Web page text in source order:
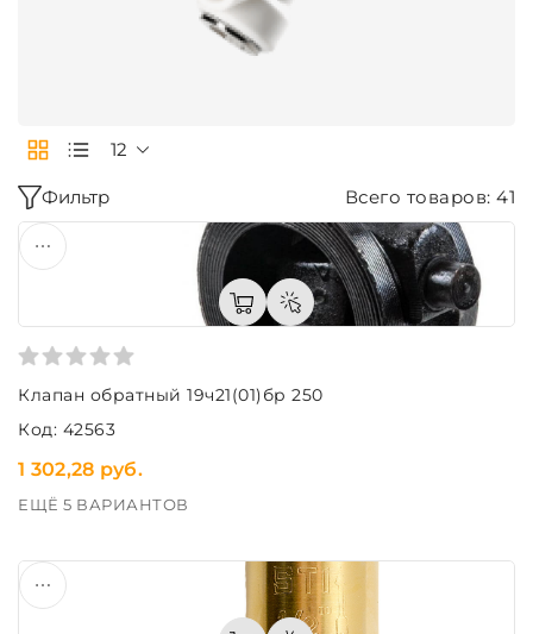
Фильтр Всего товаров: 41
12
Клапан обратный 19ч21(01)бр 250
Код: 42563
1 302,28 руб.
ЕЩЁ 5 ВАРИАНТОВ